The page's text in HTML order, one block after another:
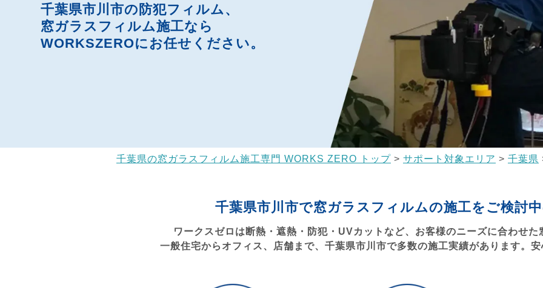
千葉県市川市の防犯フィルム、
窓ガラスフィルム施工なら
WORKSZEROにお任せください。
千葉県の窓ガラスフィルム施工専門 WORKS ZERO トップ > サポート対象エリア > 千葉県
千葉県市川市で窓ガラスフィルムの施工をご検討中
ワークスゼロは断熱・遮熱・防犯・UVカットなど、お客様のニーズに合わせた
一般住宅からオフィス、店舗まで、千葉県市川市で多数の施工実績があります。安